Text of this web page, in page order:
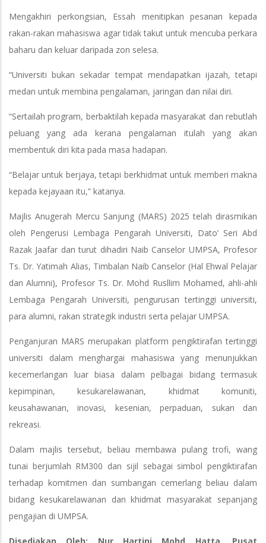
Mengakhiri perkongsian, Essah menitipkan pesanan kepada
rakan-rakan mahasiswa agar tidak takut untuk mencuba perkara
baharu dan keluar daripada zon selesa.
“Universiti bukan sekadar tempat mendapatkan ijazah, tetapi
medan untuk membina pengalaman, jaringan dan nilai diri.
“Sertailah program, berbaktilah kepada masyarakat dan rebutlah
peluang yang ada kerana pengalaman itulah yang akan
membentuk diri kita pada masa hadapan.
“Belajar untuk berjaya, tetapi berkhidmat untuk memberi makna
kepada kejayaan itu,” katanya.
Majlis Anugerah Mercu Sanjung (MARS) 2025 telah dirasmikan
oleh Pengerusi Lembaga Pengarah Universiti, Dato’ Seri Abd
Razak Jaafar dan turut dihadiri Naib Canselor UMPSA, Profesor
Ts. Dr. Yatimah Alias, Timbalan Naib Canselor (Hal Ehwal Pelajar
dan Alumni), Profesor Ts. Dr. Mohd Rusllim Mohamed, ahli-ahli
Lembaga Pengarah Universiti, pengurusan tertinggi universiti,
para alumni, rakan strategik industri serta pelajar UMPSA.
Penganjuran MARS merupakan platform pengiktirafan tertinggi
universiti dalam menghargai mahasiswa yang menunjukkan
kecemerlangan luar biasa dalam pelbagai bidang termasuk
kepimpinan, kesukarelawanan, khidmat komuniti,
keusahawanan, inovasi, kesenian, perpaduan, sukan dan
rekreasi.
Dalam majlis tersebut, beliau membawa pulang trofi, wang
tunai berjumlah RM300 dan sijil sebagai simbol pengiktirafan
terhadap komitmen dan sumbangan cemerlang beliau dalam
bidang kesukarelawanan dan khidmat masyarakat sepanjang
pengajian di UMPSA.